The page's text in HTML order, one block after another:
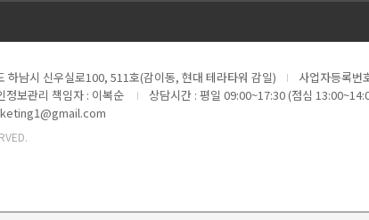
하남시 신우실로100, 511호(감이동, 현대 테라타워 감일)
사업자등록
정보관리 책임자 : 이복순
상담시간 : 평일 09:00~17:30 (점심